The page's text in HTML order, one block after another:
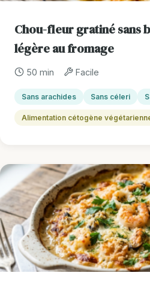
Chou-fleur gratiné sans
légère au fromage
50 min Facile
Sans arachides Sans céleri
Alimentation cétogène